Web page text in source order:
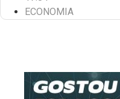
ECONOMIA